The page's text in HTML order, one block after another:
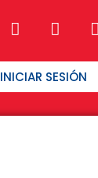
INICIAR SESIÓN